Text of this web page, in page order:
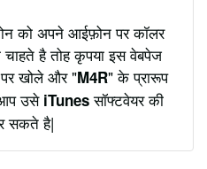
को अपने आईफ़ोन पर कॉलर
है तोह कृपया इस वेबपेज
खोले और "M4R" के प्रारूप
उसे iTunesसॉफ्टवेयर की
सकते है|